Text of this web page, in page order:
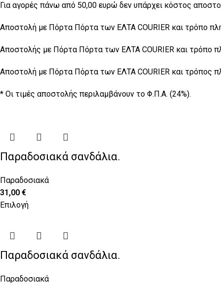
Για αγορές πάνω από 50,00 ευρώ δεν υπάρχει κόστος
Αποστολή με Πόρτα Πόρτα των ΕΛΤΑ COURIER και τρόπο
Αποστολής με Πόρτα Πόρτα των ΕΛTA COURIER και τρόπο
Αποστολή με Πόρτα Πόρτα των ΕΛΤΑ COURIER και τρόπος
* Οι τιμές αποστολής περιλαμβάνουν το Φ.Π.Α. (24%).
Παραδοσιακά σανδάλια.
Παραδοσιακά
31,00 €
Επιλογή
Παραδοσιακά σανδάλια.
Παραδοσιακά